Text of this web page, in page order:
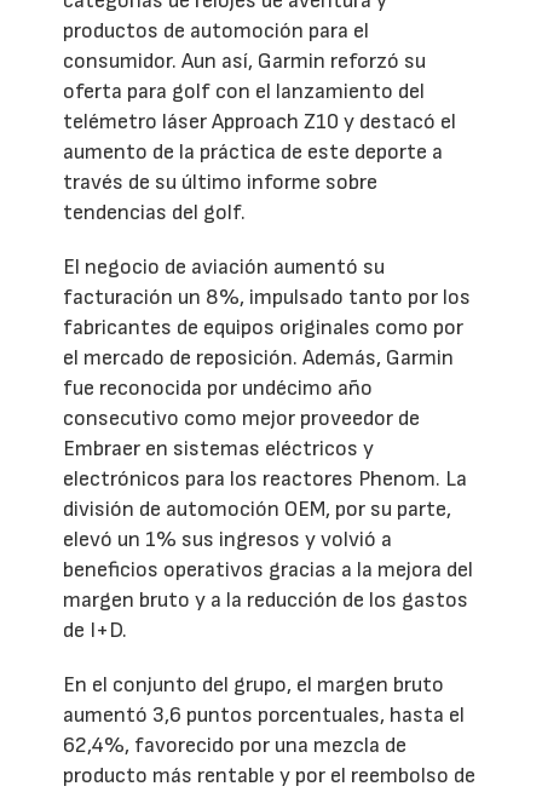
productos de automoción para el
consumidor. Aun así, Garmin reforzó su
oferta para golf con el lanzamiento del
telémetro láser Approach Z10 y destacó el
aumento de la práctica de este deporte a
través de su último informe sobre
tendencias del golf.
El negocio de aviación aumentó su
facturación un 8%, impulsado tanto por los
fabricantes de equipos originales como por
el mercado de reposición. Además, Garmin
fue reconocida por undécimo año
consecutivo como mejor proveedor de
Embraer en sistemas eléctricos y
electrónicos para los reactores Phenom. La
división de automoción OEM, por su parte,
elevó un 1% sus ingresos y volvió a
beneficios operativos gracias a la mejora del
margen bruto y a la reducción de los gastos
de I+D.
En el conjunto del grupo, el margen bruto
aumentó 3,6 puntos porcentuales, hasta el
62,4%, favorecido por una mezcla de
producto más rentable y por el reembolso de